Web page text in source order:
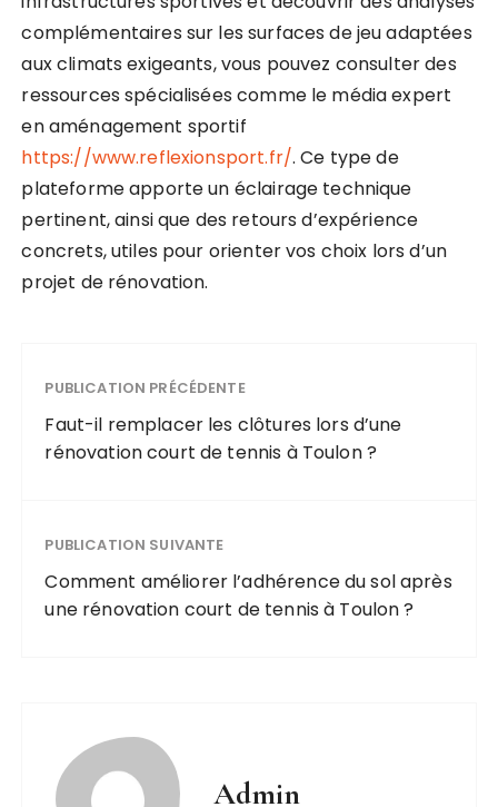
complémentaires sur les surfaces de jeu adaptées
aux climats exigeants, vous pouvez consulter des
ressources spécialisées comme le média expert
en aménagement sportif
https://www.reflexionsport.fr/. Ce type de
plateforme apporte un éclairage technique
pertinent, ainsi que des retours d’expérience
concrets, utiles pour orienter vos choix lors d’un
projet de rénovation.
PUBLICATION PRÉCÉDENTE
Faut-il remplacer les clôtures lors d’une
rénovation court de tennis à Toulon ?
PUBLICATION SUIVANTE
Comment améliorer l’adhérence du sol après
une rénovation court de tennis à Toulon ?
Admin